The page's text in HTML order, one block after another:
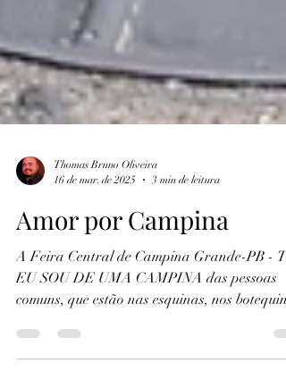
16 de mar. de 2025
3 min de leitura
Amor por Campina
A Feira Central de Campina Grande-PB - TB
comuns, que estão nas esquinas, nos
que...